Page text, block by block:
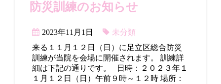
防災訓練のお知らせ
2023年11月1日
未分類
来る１１月１２日（日）に足立区総合防災
訓練が当院を会場に開催されます。 訓練詳
細は下記の通りです。 日時：２０２３年１
１月１２日（日）午前９時～１２時 場所：